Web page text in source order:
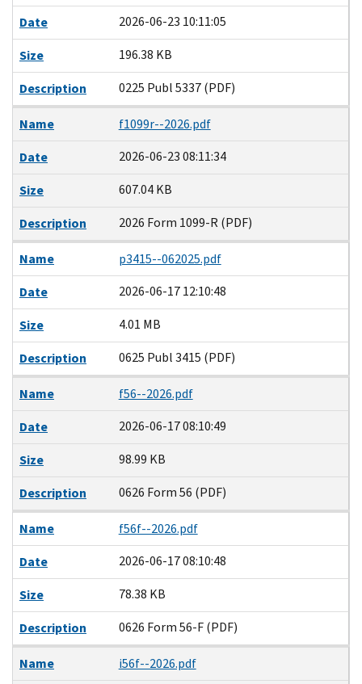
Date
2026-06-23 10:11:05
Size
196.38 KB
Description
0225 Publ 5337 (PDF)
Name
f1099r--2026.pdf
Date
2026-06-23 08:11:34
Size
607.04 KB
Description
2026 Form 1099-R (PDF)
Name
p3415--062025.pdf
Date
2026-06-17 12:10:48
Size
4.01 MB
Description
0625 Publ 3415 (PDF)
Name
f56--2026.pdf
Date
2026-06-17 08:10:49
Size
98.99 KB
Description
0626 Form 56 (PDF)
Name
f56f--2026.pdf
Date
2026-06-17 08:10:48
Size
78.38 KB
Description
0626 Form 56-F (PDF)
Name i56f--2026.pdf